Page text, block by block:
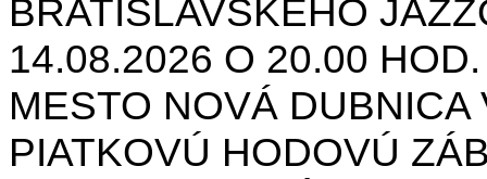
BRATISLAVSKÉHO
14.08.2026 O 20.00
MESTO NOVÁ
PIATKOVÚ HODOVÚ